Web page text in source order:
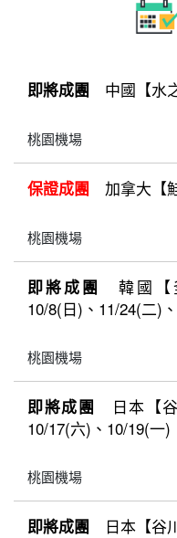
即將成團 中國【水
桃園機場
保證成團 加拿大【
桃園機場
即將成團
韓國【
10/8(日)、11/24(二)
桃園機場
即將成團
日本【
10/17(六)、10/19(一)
桃園機場
即將成團 日本【谷